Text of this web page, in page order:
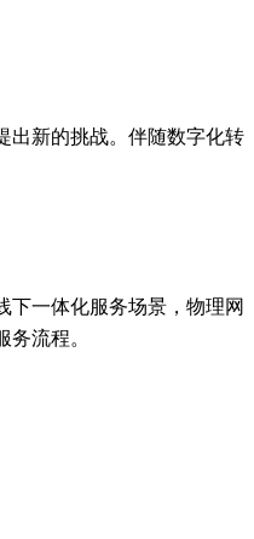
出新的挑战。伴随数字化转
下一体化服务场景，物理网
流程。